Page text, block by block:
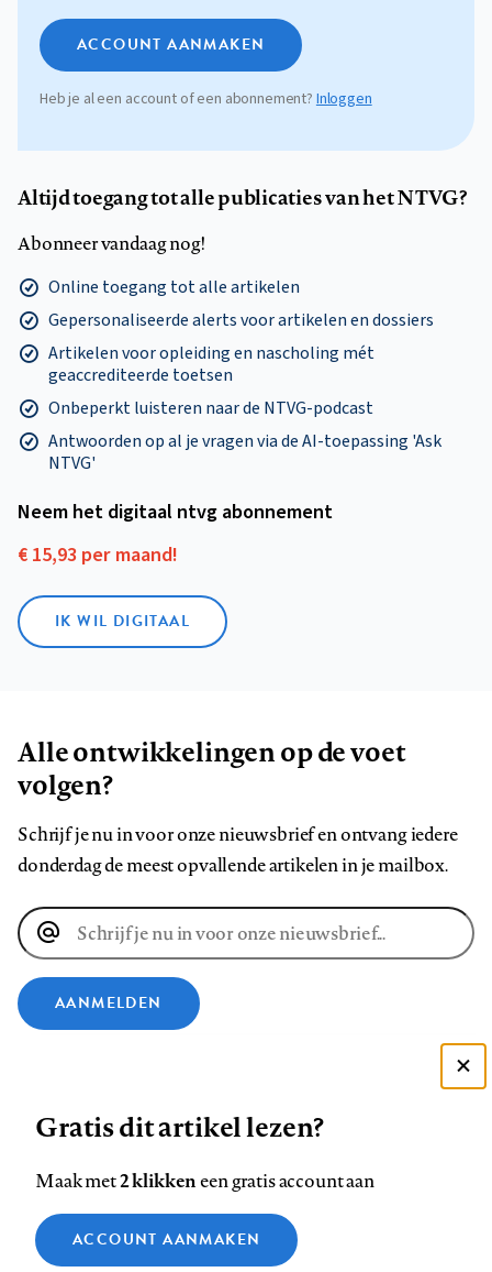
ACCOUNT AANMAKEN
Heb je al een account of een abonnement?Inloggen
Altijd toegang tot alle publicaties van het NTVG?
Abonneer vandaag nog!
Online toegang tot alle artikelen
Gepersonaliseerde alerts voor artikelen en dossiers
Artikelen voor opleiding en nascholing mét
geaccrediteerde toetsen
Onbeperkt luisteren naar de NTVG-podcast
Antwoorden op al je vragen via de AI-toepassing 'Ask
NTVG'
Neem het digitaal ntvg abonnement
€ 15,93 per maand!
IK WIL DIGITAAL
Alle ontwikkelingen op de voet
volgen?
Schrijf je nu in voor onze nieuwsbrief en ontvang iedere
donderdag de meest opvallende artikelen in je mailbox.
E-
mailadres
AANMELDEN
ons
op
Facebook
ons
op
LinkedIn
ons
op
Bluesky
ons
op
Instagram
ons
op
YouTube
ons
Footer
Contact Colofon Disclaimer Privacy
Medische vragen verdienen
Gratis dit artikel lezen?
Maak met2 klikkeneen gratis account aan
ACCOUNT AANMAKEN
Zie onze cookie policy
Analytische cookies